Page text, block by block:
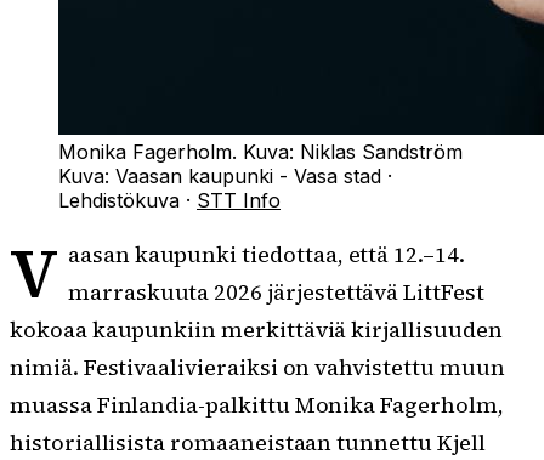
Monika Fagerholm. Kuva: Niklas Sandström
Kuva: Vaasan kaupunki - Vasa stad ·
Lehdistökuva · STT Info
V aasan kaupunki tiedottaa, että 12.–14.
marraskuuta 2026 järjestettävä LittFest
kokoaa kaupunkiin merkittäviä kirjallisuuden
nimiä. Festivaalivieraiksi on vahvistettu muun
muassa Finlandia-palkittu Monika Fagerholm,
historiallisista romaaneistaan tunnettu Kjell